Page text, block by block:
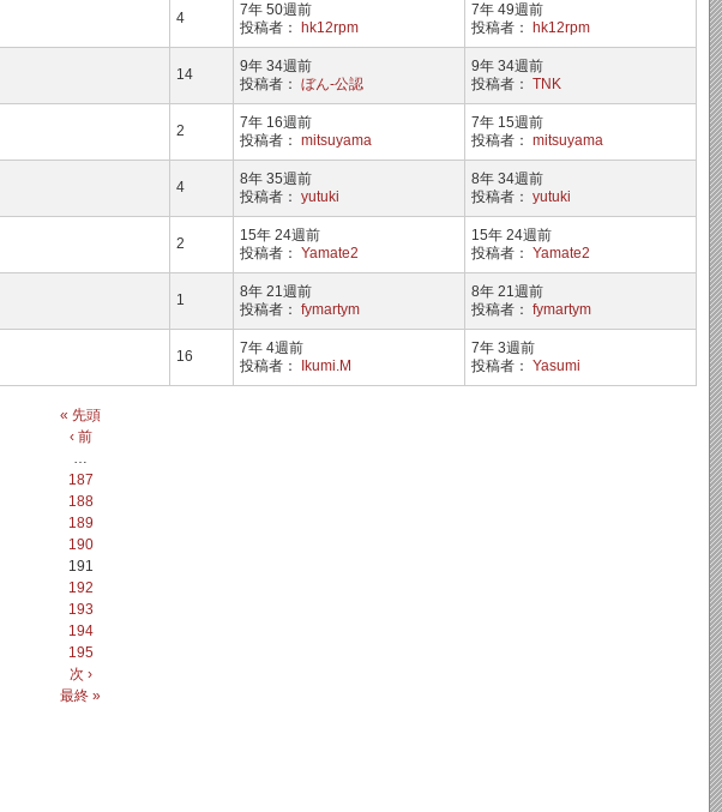
4
7年 50週前
投稿者：
hk12rpm
7年 49週前
投稿者：
hk12rpm
14
9年 34週前
投稿者： ぼん-公認
9年 34週前
投稿者： TNK
2
7年 16週前
投稿者： mitsuyama
7年 15週前
投稿者： mitsuyama
4
8年 35週前
投稿者： yutuki
8年 34週前
投稿者： yutuki
2
15年 24週前
投稿者： Yamate2
15年 24週前
投稿者： Yamate2
1
8年 21週前
投稿者： fymartym
8年 21週前
投稿者： fymartym
16
7年 4週前
投稿者：
Ikumi.M
7年 3週前
投稿者： Yasumi
« 先頭
‹ 前
…
187
188
189
190
191
192
193
194
195
次 ›
最終 »